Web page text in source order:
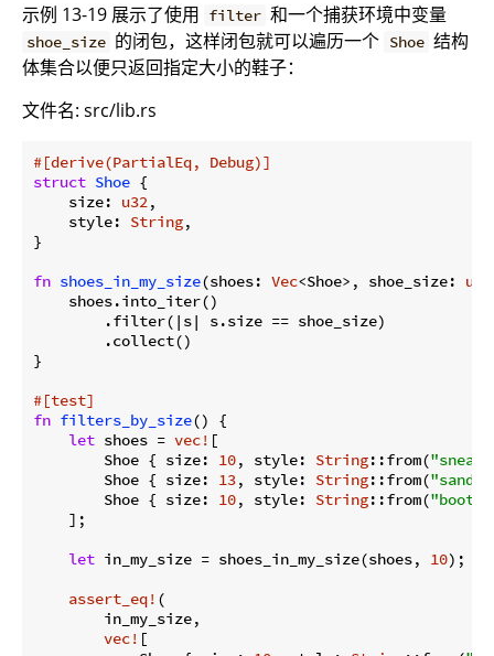
示例 13-19 展示了使用 filter 和一个捕获环境中变量
shoe_size 的闭包，这样闭包就可以遍历一个 Shoe 结构
体集合以便只返回指定大小的鞋子：
文件名: src/lib.rs
#[derive(PartialEq, Debug)]
struct Shoe {
    size:
u32,
    style:
String,
}
fn shoes_in_my_size(shoes: Vec<Shoe>, shoe_size: u32
    shoes.into_iter()
        .filter(|s| s.size == shoe_size)
        .collect()
}
#[test]
fn filters_by_size() {
let shoes = vec! [
        Shoe { size:
10, style: String::from(
        Shoe { size:
13, style: String::from(
        Shoe { size:
10, style: String::from("boot"
    ];
let in_my_size = shoes_in_my_size(shoes, 10);
assert_eq! (
        in_my_size,
vec! [